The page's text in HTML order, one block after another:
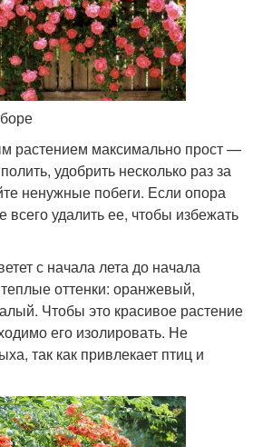
растением максимально прост —
удобрить несколько раз за
ненужные побеги. Если опора
всего удалить ее, чтобы избежать
с начала лета до начала
оттенки: оранжевый,
Чтобы это красивое растение
его изолировать. Не
так как привлекает птиц и